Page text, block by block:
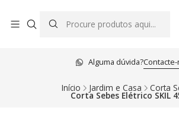
Alguma dúvida?
Início Jardim e Casa Corta
Corta Sebes Elétrico SKIL